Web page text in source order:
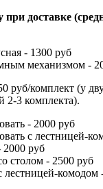
при доставке
- 1300 руб
механизмом -
руб/комплект (у
2-3 комплекта).
- 2000 руб
с лестницей-
2000 руб
столом - 2500 руб
лестницей-комодом